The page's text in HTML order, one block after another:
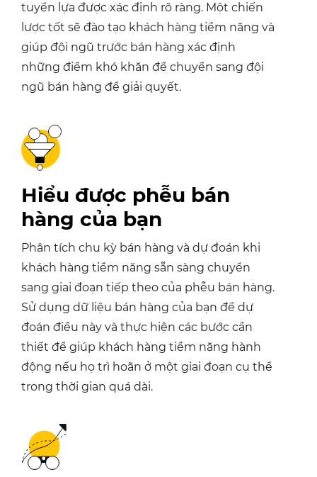
tuyển lựa được xác định rõ ràng. Một chiến
lược tốt sẽ đào tạo khách hàng tiềm năng và
giúp đội ngũ trước bán hàng xác định
những điểm khó khăn để chuyển sang đội
ngũ bán hàng để giải quyết.
Hiểu được phễu bán
hàng của bạn
Phân tích chu kỳ bán hàng và dự đoán khi
khách hàng tiềm năng sẵn sàng chuyển
sang giai đoạn tiếp theo của phễu bán hàng.
Sử dụng dữ liệu bán hàng của bạn để dự
đoán điều này và thực hiện các bước cần
thiết để giúp khách hàng tiềm năng hành
động nếu họ trì hoãn ở một giai đoạn cụ thể
trong thời gian quá dài.